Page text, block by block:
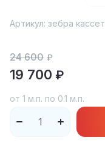
Артикул: зебра кассет
24 600 ₽
19 700 ₽
от 1 м.п. по 0.1 м.п.